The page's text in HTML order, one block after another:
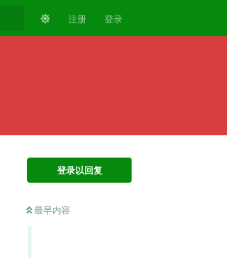
注册 登录
登录以回复
最早内容